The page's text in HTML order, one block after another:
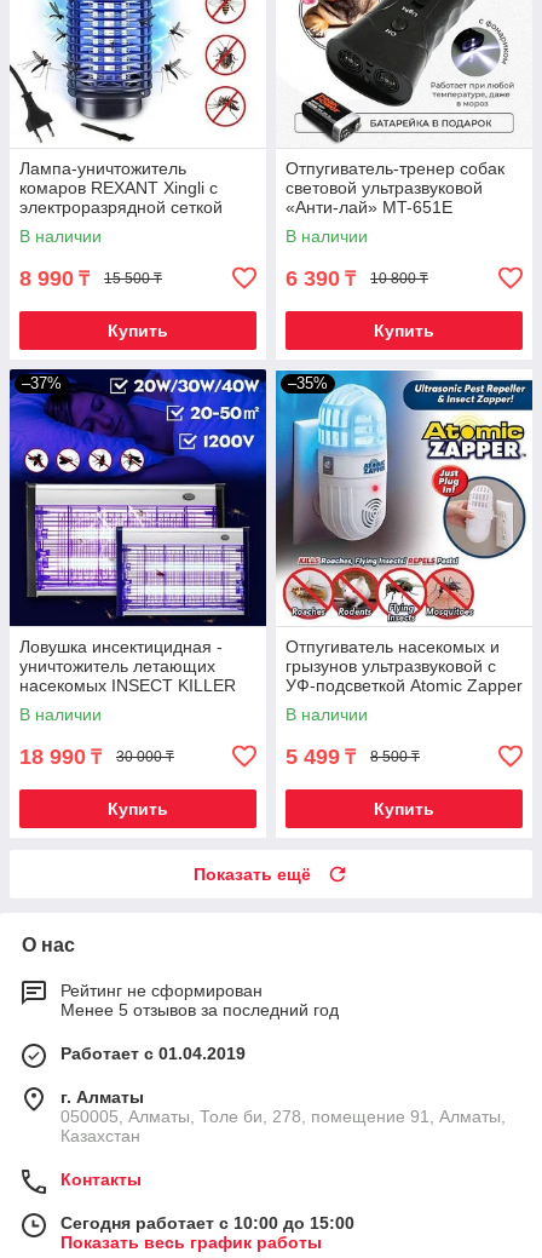
Лампа-уничтожитель
комаров REXANT Xingli с
электроразрядной сеткой
В наличии
8 990 ₸ 15 500 ₸
Купить
Отпугиватель-тренер собак
световой ультразвуковой
«Анти-лай» MT-651E
В наличии
6 390 ₸ 10 800 ₸
Купить
–37%
Ловушка инсектицидная -
уничтожитель летающих
насекомых INSECT KILLER
Compact с UV-лампами
(40W)
В наличии
18 990 ₸ 30 000 ₸
Купить
–35%
Отпугиватель насекомых и
грызунов ультразвуковой с
УФ-подсветкой Atomic Zapper
2 в 1
В наличии
5 499 ₸ 8 500 ₸
Купить
Показать ещё
О нас
Рейтинг не сформирован
Менее 5 отзывов за последний год
Работает с 01.04.2019
г. Алматы
050005, Алматы, Толе би, 278, помещение 91, Алматы,
Казахстан
Контакты
Сегодня работает с 10:00 до 15:00
Показать весь график работы